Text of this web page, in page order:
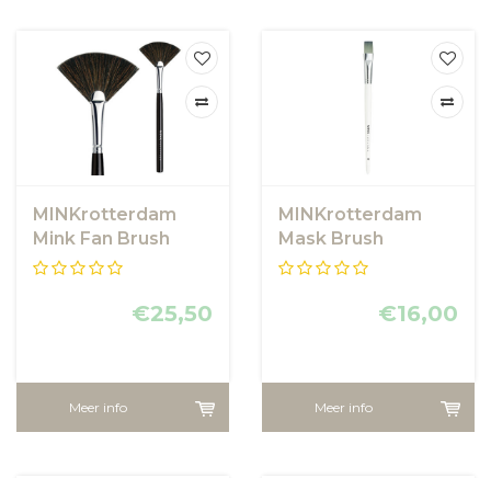
MINKrotterdam
Mink Fan Brush
€25,50
Meer info
MINKrotterdam
Mask Brush
€16,00
Meer info